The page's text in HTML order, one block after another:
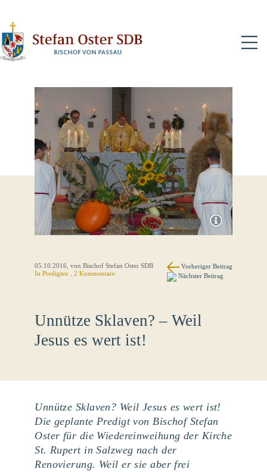
05.10.2016 , von Bischof Stefan Oster SDB
InPredigten , 2 Kommentare
Vorheriger Beitrag
Nächster Beitrag
Unnütze Sklaven? – Weil
Jesus es wert ist!
Unnütze Sklaven? Weil Jesus es wert ist!
Die geplante Predigt von Bischof Stefan
Oster für die Wiedereinweihung der Kirche
St. Rupert in Salzweg nach der
Renovierung. Weil er sie aber frei